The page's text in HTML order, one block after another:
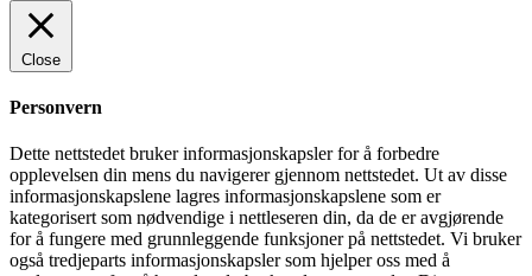
Close
Personvern
Dette nettstedet bruker informasjonskapsler for å forbedre
opplevelsen din mens du navigerer gjennom nettstedet. Ut av disse
informasjonskapslene lagres informasjonskapslene som er
kategorisert som nødvendige i nettleseren din, da de er avgjørende
for å fungere med grunnleggende funksjoner på nettstedet. Vi bruker
også tredjeparts informasjonskapsler som hjelper oss med å